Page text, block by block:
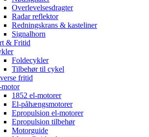
Overlevelsesdragter
Radar reflektor
Redningskrans & kasteliner
Signalhorn
& Fritid
Foldecykler
Tilbehør til cykel
fritid
1852 el-motorer
El-påhængsmotorer
Epropulsion el-motorer
Epropulsion tilbehør
Motorguide